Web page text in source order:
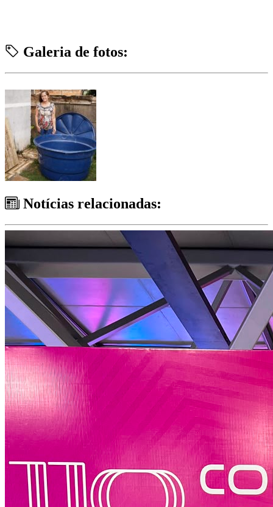
Galeria de fotos:
Notícias relacionadas: